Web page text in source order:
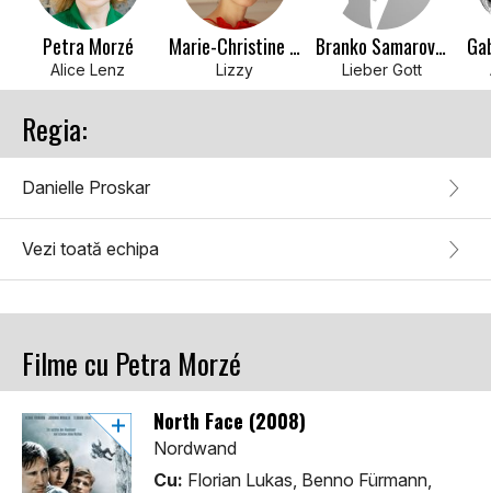
Petra Morzé
Alice Lenz
Marie-Christine Friedrich
Lizzy
Branko Samarovski
Lieber Gott
Regia:
Danielle Proskar
Vezi toată echipa
Filme cu Petra Morzé
North Face (2008)
Nordwand
Cu: Florian Lukas, Benno Fürmann,